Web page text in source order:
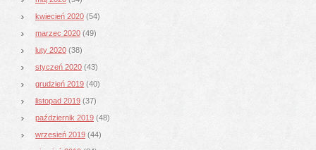
kwiecień 2020 (54)
marzec 2020 (49)
luty 2020 (38)
styczeń 2020 (43)
grudzień 2019 (40)
listopad 2019 (37)
październik 2019 (48)
wrzesień 2019 (44)